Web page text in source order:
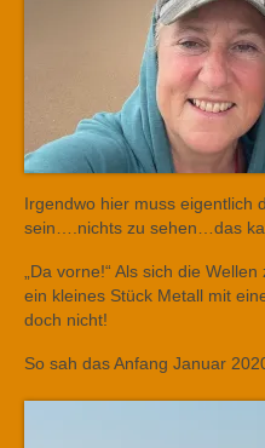
Irgendwo hier muss eigentlich
sein….nichts zu sehen…das
„Da vorne!“ Als sich die
ein kleines Stück Metall mit
doch nicht!
So sah das Anfang Januar